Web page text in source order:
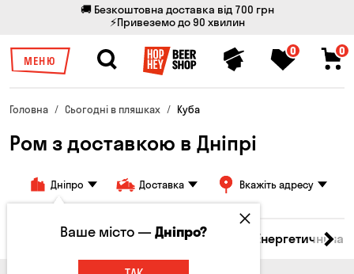
🚚 Безкоштовна доставка від 700 грн
⚡Привеземо до 90 хвилин
МЕНЮ
0 0
Головна Сьогодні в пляшках Куба
Ром з доставкою в Дніпрі
Дніпро Доставка Вкажіть адресу
Джин Текіла Ром Енергетичні
Ваше місто —Дніпро?